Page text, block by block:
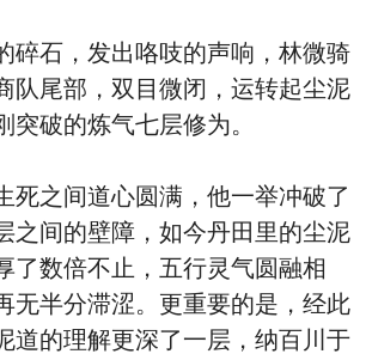
碎石，发出咯吱的声响，林微骑
队尾部，双目微闭，运转起尘泥
突破的炼气七层修为。
死之间道心圆满，他一举冲破了
之间的壁障，如今丹田里的尘泥
了数倍不止，五行灵气圆融相
无半分滞涩。更重要的是，经此
道的理解更深了一层，纳百川于